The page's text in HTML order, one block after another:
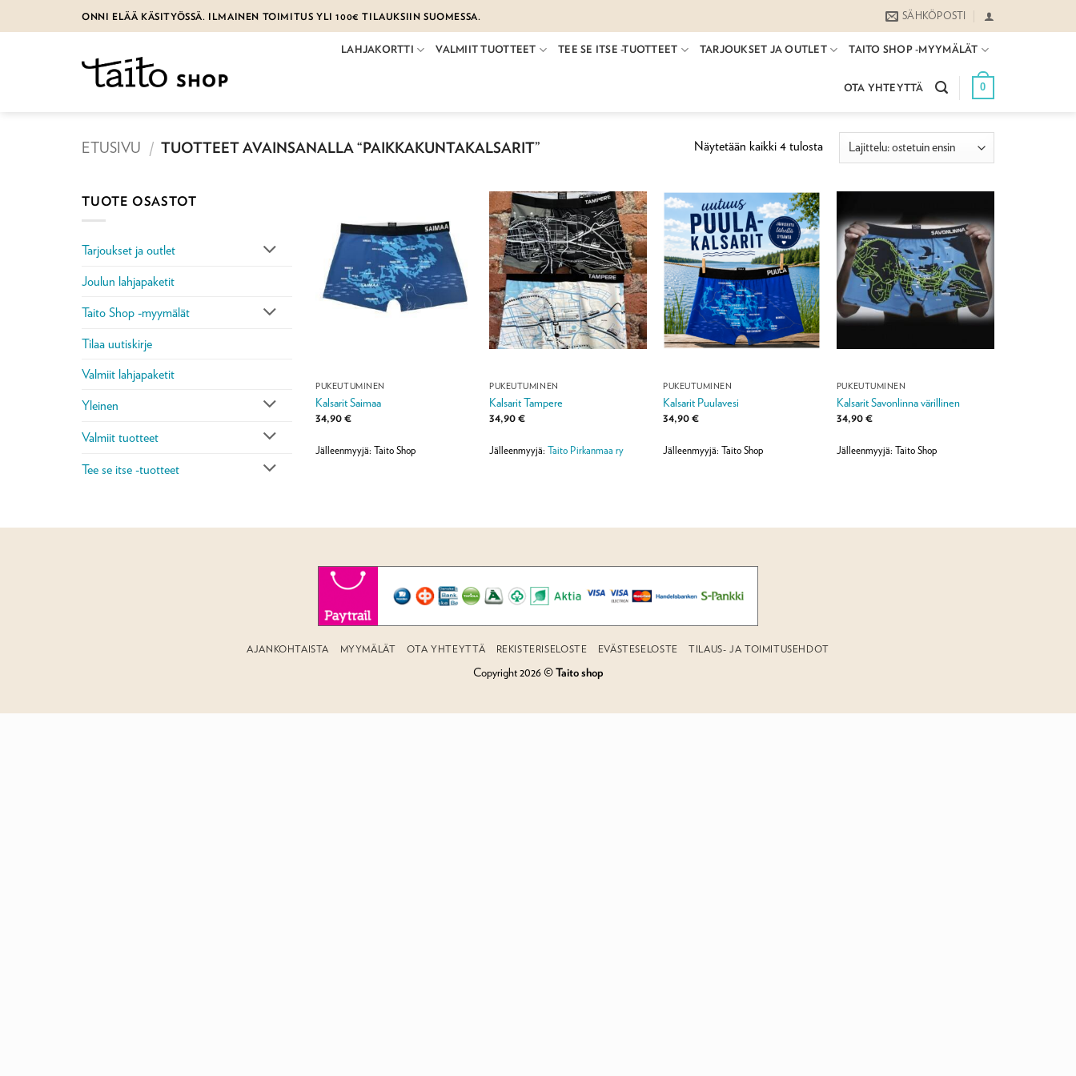
to
ONNI ELÄÄ KÄSITYÖSSÄ. ILMAINEN TOIMITUS YLI 100€ TILAUKSIIN SUOMESSA. SÄHKÖPOSTI
LAHJAKORTTI VALMIIT TUOTTEET TEE SE ITSE -TUOTTEET TARJOUKSET JA OUTLET TAITO SHOP -MYYMÄLÄT
OTA YHTEYTTÄ 0
ETUSIVU / TUOTTEET AVAINSANALLA “PAIKKAKUNTAKALSARIT” Näytetään kaikki 4 tulostaSuosituimmat
ensin
TUOTE OSASTOT
Tarjoukset ja outlet
Joulun lahjapaketit
Taito Shop -myymälät
Tilaa uutiskirje
Valmiit lahjapaketit
Yleinen
Valmiit tuotteet
Tee se itse -tuotteet
PUKEUTUMINEN
Kalsarit Saimaa
34,90€
Jälleenmyyjä: Taito Shop
PUKEUTUMINEN
Kalsarit Tampere
34,90€
Jälleenmyyjä:Taito Pirkanmaa ry
PUKEUTUMINEN
Kalsarit Puulavesi
34,90€
Jälleenmyyjä: Taito Shop
PUKEUTUMINEN
Kalsarit Savonlinna värillinen
34,90€
Jälleenmyyjä: Taito Shop
AJANKOHTAISTA MYYMÄLÄT OTA YHTEYTTÄ REKISTERISELOSTE EVÄSTESELOSTE TILAUS- JA TOIMITUSEHDOT
Copyright 2026 ©Taito shop